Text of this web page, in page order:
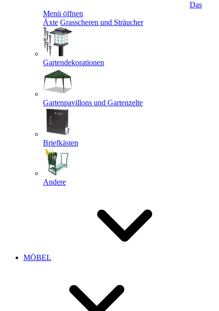
Das
Menü öffnen
Äxte Grasscheren und Sträucher
Gartendekorationen
Gartenpavillons und Gartenzelte
Briefkästen
Andere
MÖBEL